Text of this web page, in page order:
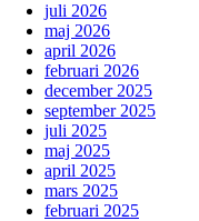
juli 2026
maj 2026
april 2026
februari 2026
december 2025
september 2025
juli 2025
maj 2025
april 2025
mars 2025
februari 2025